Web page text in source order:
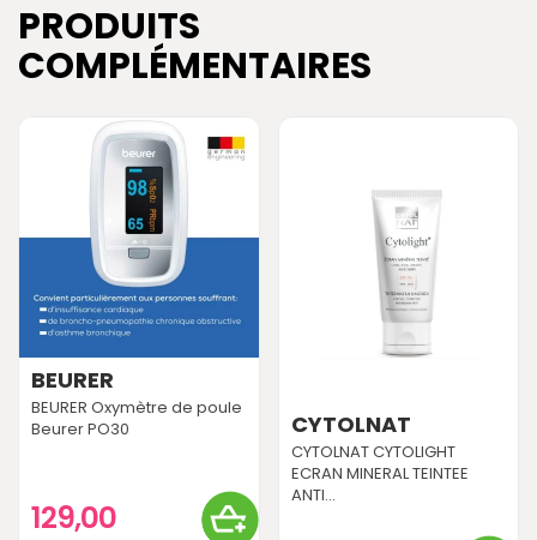
PRODUITS
COMPLÉMENTAIRES
BEURER
BEURER Oxymètre de poule
Beurer PO30
129,00
CYTOLNAT
CYTOLNAT CYTOLIGHT
ECRAN MINERAL TEINTEE
ANTI...